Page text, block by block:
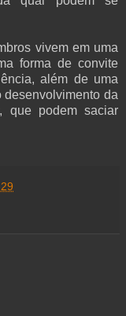
vivem em uma
forma de convite
além de uma
da
que podem saciar